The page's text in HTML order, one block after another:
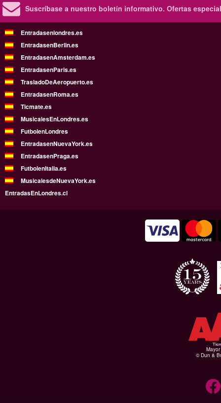
Suscríbase a nuestro boletín informativo. Ofertas
Entradasenlondres.es
EntradasenBerlin.es
EntradasenAmsterdam.es
EntradasenParis.es
TrasladoDeAeropuerto.es
EntradasenRoma.es
Ticmate.es
MusicalesEnLondres.es
FutbolenLondres
EntradasenNuevaYork.es
EntradasenPraga.es
FutbolenItalia.es
MusicalesdeNuevaYork.es
EntradasEnLondres.cl
© Dun &